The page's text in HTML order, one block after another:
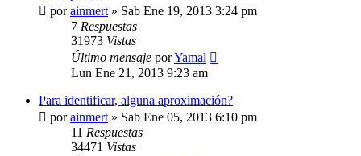
porainmert » Sab Ene 19, 2013 3:24 pm
7 Respuestas
31973 Vistas
Último mensaje porYamal
Lun Ene 21, 2013 9:23 am
Para identificar, alguna aproximación?
porainmert » Sab Ene 05, 2013 6:10 pm
11 Respuestas
34471 Vistas